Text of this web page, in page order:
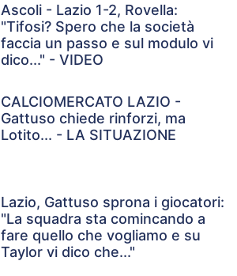
Ascoli - Lazio 1-2, Rovella:
"Tifosi? Spero che la società
faccia un passo e sul modulo vi
dico..." - VIDEO
CALCIOMERCATO LAZIO -
Gattuso chiede rinforzi, ma
Lotito... - LA SITUAZIONE
Lazio, Gattuso sprona i giocatori:
"La squadra sta comincando a
fare quello che vogliamo e su
Taylor vi dico che..."